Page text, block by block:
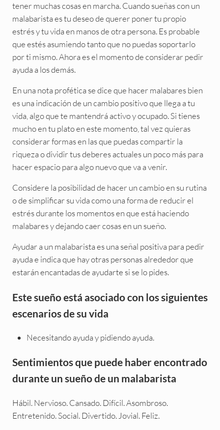
tener muchas cosas en marcha. Cuando sueñas con un
malabarista es tu deseo de querer poner tu propio
estrés y tu vida en manos de otra persona. Es probable
que estés asumiendo tanto que no puedas soportarlo
por ti mismo. Ahora es el momento de considerar pedir
ayuda a los demás.
En una nota profética se dice que hacer malabares bien
es una indicación de un cambio positivo que llega a tu
vida, algo que te mantendrá activo y ocupado. Si tienes
mucho en tu plato en este momento, tal vez quieras
considerar formas en las que puedas compartir la
riqueza o dividir tus deberes actuales un poco más para
hacer espacio para algo nuevo que va a venir.
Considere la posibilidad de hacer un cambio en su rutina
o de simplificar su vida como una forma de reducir el
estrés durante los momentos en que está haciendo
malabares y dejando caer cosas en un sueño.
Ayudar a un malabarista es una señal positiva para pedir
ayuda e indica que hay otras personas alrededor que
estarán encantadas de ayudarte si se lo pides.
Este sueño está asociado con los siguientes
escenarios de su vida
Necesitando ayuda y pidiendo ayuda.
Sentimientos que puede haber encontrado
durante un sueño de un malabarista
Hábil. Nervioso. Cansado. Difícil. Asombroso.
Entretenido. Social. Divertido. Jovial. Feliz.